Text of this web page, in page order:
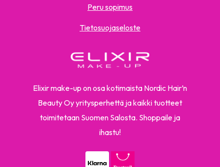
Elixir make-up on osa kotimaista Nordic Hair’n
Beauty Oy yritysperhettä ja kaikki tuotteet
toimitetaan Suomen Salosta. Shoppaile ja
ihastu!
Peru sopimus
Tietosuojaseloste